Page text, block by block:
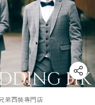
弟西裝專門店